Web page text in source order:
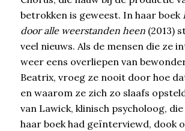
betrokken is geweest. In haar boek
door alle weerstanden heen(2013)
veel nieuws. Als de mensen die ze
weer eens overliepen van
Beatrix, vroeg ze nooit door hoe
en waarom ze zich zo slaafs
van Lawick, klinisch psycholoog,
haar boek had geïnterviewd, dook